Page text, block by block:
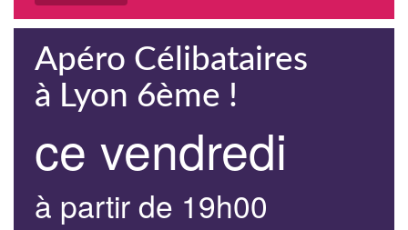
Apéro Célibataires
à Lyon 6ème !
ce vendredi
à partir de 19h00